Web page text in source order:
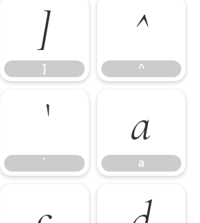
]
]
^
^
`
`
a
a